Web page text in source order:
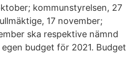
kommunstyrelsen, 27
17 november;
ska respektive nämnd
budget för 2021. Budget